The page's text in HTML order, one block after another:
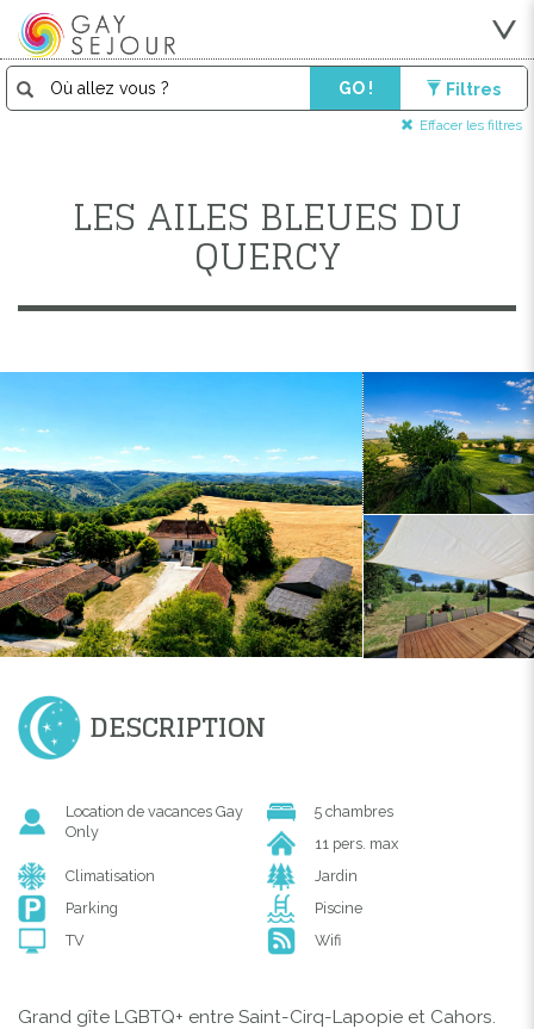
GO ! Filtres
Effacer les filtres
LES AILES BLEUES DU
QUERCY
DESCRIPTION
Location de vacances Gay
Only
5 chambres
11 pers. max
Climatisation
Jardin
Parking
Piscine
TV
Wifi
Grand gîte LGBTQ+ entre Saint-Cirq-Lapopie et Cahors.